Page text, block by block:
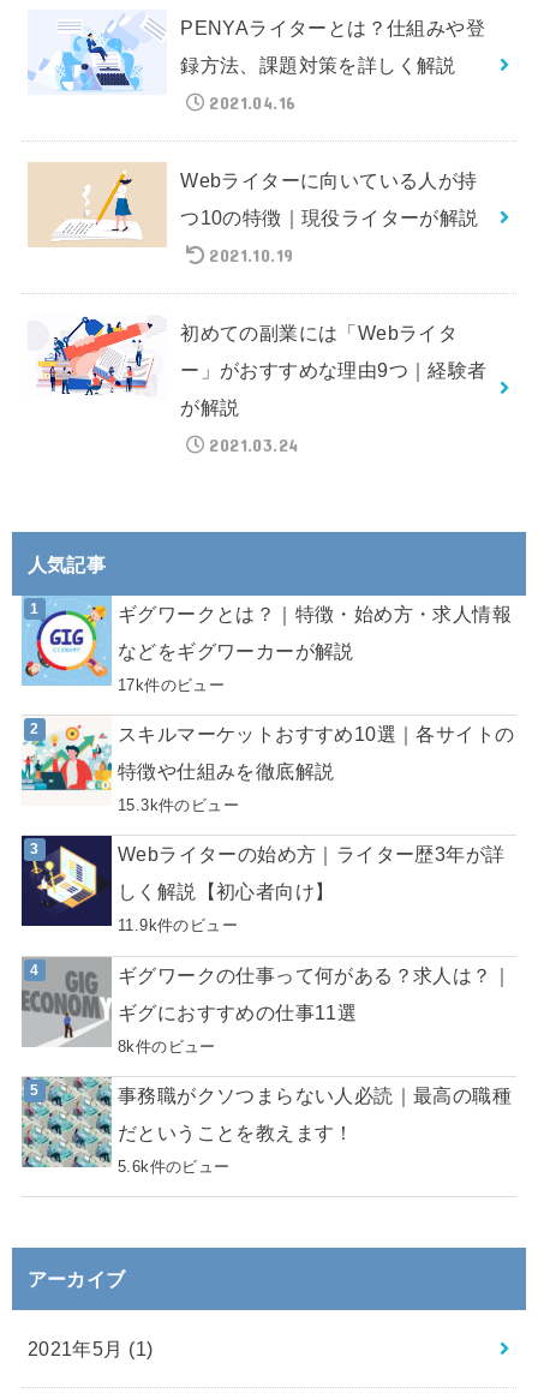
PENYAライターとは？仕組みや登
録方法、課題対策を詳しく解説
2021.04.16
Webライターに向いている人が持
つ10の特徴｜現役ライターが解説
2021.10.19
初めての副業には「Webライタ
ー」がおすすめな理由9つ｜経験者
が解説
2021.03.24
人気記事
ギグワークとは？｜特徴・始め方・求人情報
などをギグワーカーが解説
17k件のビュー
スキルマーケットおすすめ10選｜各サイトの
特徴や仕組みを徹底解説
15.3k件のビュー
Webライターの始め方｜ライター歴3年が詳
しく解説【初心者向け】
11.9k件のビュー
ギグワークの仕事って何がある？求人は？｜
ギグにおすすめの仕事11選
8k件のビュー
事務職がクソつまらない人必読｜最高の職種
だということを教えます！
5.6k件のビュー
アーカイブ
2021年5月 (1)